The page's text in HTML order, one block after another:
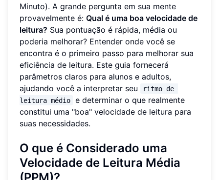
Minuto). A grande pergunta em sua mente
provavelmente é: Qual é uma boa velocidade de
leitura? Sua pontuação é rápida, média ou
poderia melhorar? Entender onde você se
encontra é o primeiro passo para melhorar sua
eficiência de leitura. Este guia fornecerá
parâmetros claros para alunos e adultos,
ajudando você a interpretar seu
ritmo de
leitura médio
e determinar o que realmente
constitui uma "boa" velocidade de leitura para
suas necessidades.
O que é Considerado uma
Velocidade de Leitura Média
(PPM)?